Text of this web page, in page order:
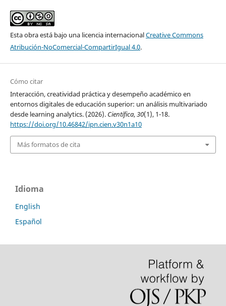
Esta obra está bajo una licencia internacionalCreative Commons
Atribución-NoComercial-CompartirIgual 4.0.
Cómo citar
Interacción, creatividad práctica y desempeño académico en
entornos digitales de educación superior: un análisis multivariado
desde learning analytics. (2026). Científica,30(1), 1-18.
https://doi.org/10.46842/ipn.cien.v30n1a10
Más formatos de cita
Idioma
English
Español